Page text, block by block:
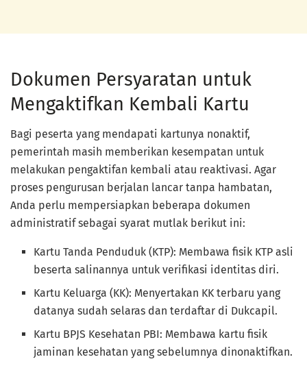
Dokumen Persyaratan untuk
Mengaktifkan Kembali Kartu
Bagi peserta yang mendapati kartunya nonaktif,
pemerintah masih memberikan kesempatan untuk
melakukan pengaktifan kembali atau reaktivasi. Agar
proses pengurusan berjalan lancar tanpa hambatan,
Anda perlu mempersiapkan beberapa dokumen
administratif sebagai syarat mutlak berikut ini:
Kartu Tanda Penduduk (KTP): Membawa fisik KTP asli
beserta salinannya untuk verifikasi identitas diri.
Kartu Keluarga (KK): Menyertakan KK terbaru yang
datanya sudah selaras dan terdaftar di Dukcapil.
Kartu BPJS Kesehatan PBI: Membawa kartu fisik
jaminan kesehatan yang sebelumnya dinonaktifkan.